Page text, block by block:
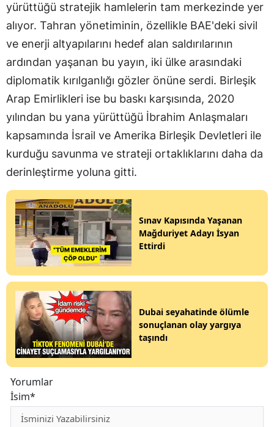
yürüttüğü stratejik hamlelerin tam merkezinde yer
alıyor. Tahran yönetiminin, özellikle BAE'deki sivil
ve enerji altyapılarını hedef alan saldırılarının
ardından yaşanan bu yayın, iki ülke arasındaki
diplomatik kırılganlığı gözler önüne serdi. Birleşik
Arap Emirlikleri ise bu baskı karşısında, 2020
yılından bu yana yürüttüğü İbrahim Anlaşmaları
kapsamında İsrail ve Amerika Birleşik Devletleri ile
kurduğu savunma ve strateji ortaklıklarını daha da
derinleştirme yoluna gitti.
Sınav Kapısında Yaşanan
Mağduriyet Adayı İsyan
Ettirdi
Dubai seyahatinde ölümle
sonuçlanan olay yargıya
taşındı
Yorumlar
İsim*